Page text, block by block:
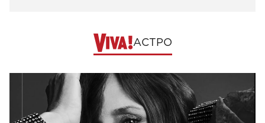
АСТРО